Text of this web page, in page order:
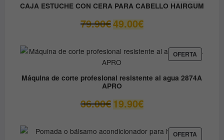
9.80€. 8.90€.
EN
OFERTA
CAJA ESTUCHE CON CERA PARA CABELLO HAIRGUM
79.90€ El
precio
era:
79.90€.
49.00€El
precio
es:
OFERTA
EN
Máquina de corte profesional resistente al agua 2874A
APRO
36.00€ El
precio
era:
19.90€El
precio
es:
OFERTA